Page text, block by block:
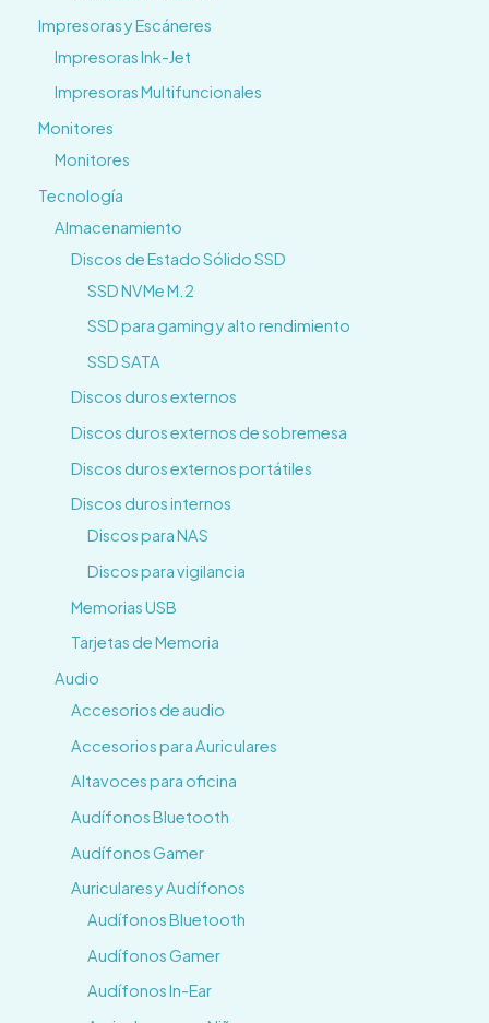
Impresoras y Escáneres
Impresoras Ink-Jet
Impresoras Multifuncionales
Monitores
Monitores
Tecnología
Almacenamiento
Discos de Estado Sólido SSD
SSD NVMe M.2
SSD para gaming y alto rendimiento
SSD SATA
Discos duros externos
Discos duros externos de sobremesa
Discos duros externos portátiles
Discos duros internos
Discos para NAS
Discos para vigilancia
Memorias USB
Tarjetas de Memoria
Audio
Accesorios de audio
Accesorios para Auriculares
Altavoces para oficina
Audífonos Bluetooth
Audífonos Gamer
Auriculares y Audífonos
Audífonos Bluetooth
Audífonos Gamer
Audífonos In-Ear